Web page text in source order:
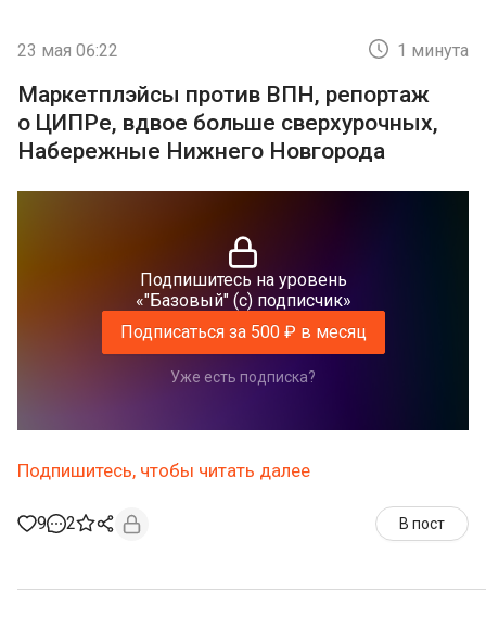
23 мая 06:22 1 минута
Маркетплэйсы против ВПН, репортаж
о ЦИПРе, вдвое больше сверхурочных,
Набережные Нижнего Новгорода
Подпишитесь на уровень
«"Базовый" (с) подписчик»
Подписаться за 500 ₽ в месяц
Уже есть подписка?
Подпишитесь, чтобы читать далее
9 2 В пост